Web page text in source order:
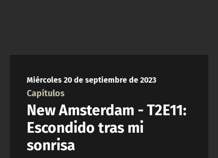
Miércoles 20 de septiembre de 2023
Capítulos
New Amsterdam - T2E11:
Escondido tras mi
sonrisa